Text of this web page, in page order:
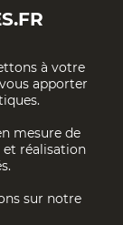
à votre
apporter
mesure de
réalisation
sur notre